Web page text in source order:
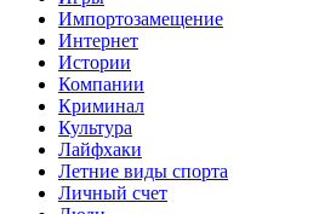
Импортозамещение
Интернет
Истории
Компании
Криминал
Культура
Лайфхаки
Летние виды спорта
Личный счет